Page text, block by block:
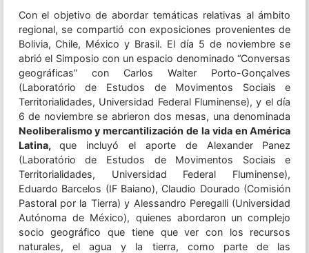
Con el objetivo de abordar temáticas relativas al ámbito
regional, se compartió con exposiciones provenientes de
Bolivia, Chile, México y Brasil. El día 5 de noviembre se
abrió el Simposio con un espacio denominado “Conversas
geográficas” con Carlos Walter Porto-Gonçalves
(Laboratório de Estudos de Movimentos Sociais e
Territorialidades, Universidad Federal Fluminense), y el día
6 de noviembre se abrieron dos mesas, una denominada
Neoliberalismo y mercantilización de la vida en América
Latina,que incluyó el aporte de Alexander Panez
(Laboratório de Estudos de Movimentos Sociais e
Territorialidades, Universidad Federal Fluminense),
Eduardo Barcelos (IF Baiano), Claudio Dourado (Comisión
Pastoral por la Tierra) y Alessandro Peregalli (Universidad
Autónoma de México), quienes abordaron un complejo
socio geográfico que tiene que ver con los recursos
naturales, el agua y la tierra, como parte de las